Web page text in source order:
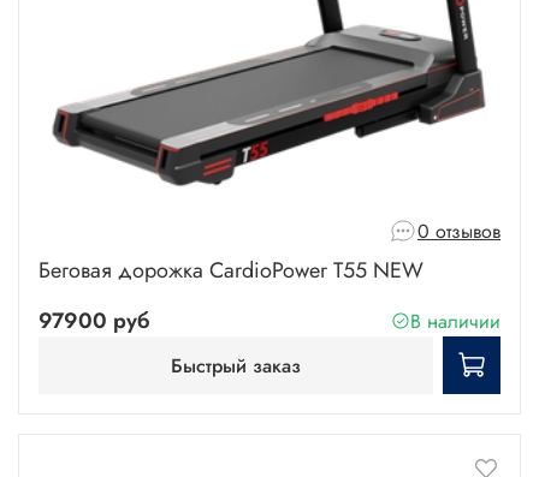
0 отзывов
Беговая дорожка CardioPower T55 NEW
97900 руб
В наличии
Быстрый заказ